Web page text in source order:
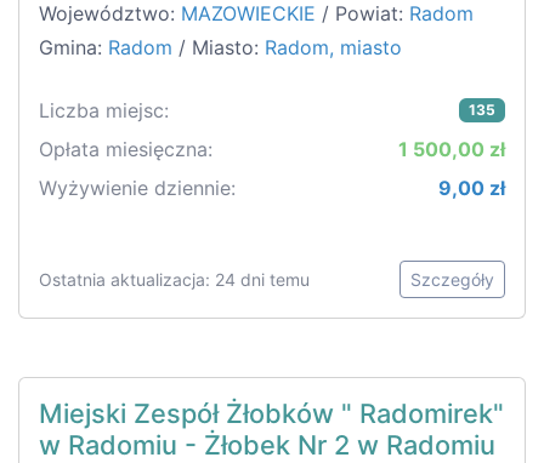
Województwo: MAZOWIECKIE / Powiat: Radom
Gmina: Radom / Miasto: Radom, miasto
Liczba miejsc: 135
Opłata miesięczna:
1 500,00 zł
Wyżywienie dziennie:
9,00 zł
Ostatnia aktualizacja: 24 dni temu Szczegóły
Miejski Zespół Żłobków " Radomirek"
w Radomiu - Żłobek Nr 2 w Radomiu